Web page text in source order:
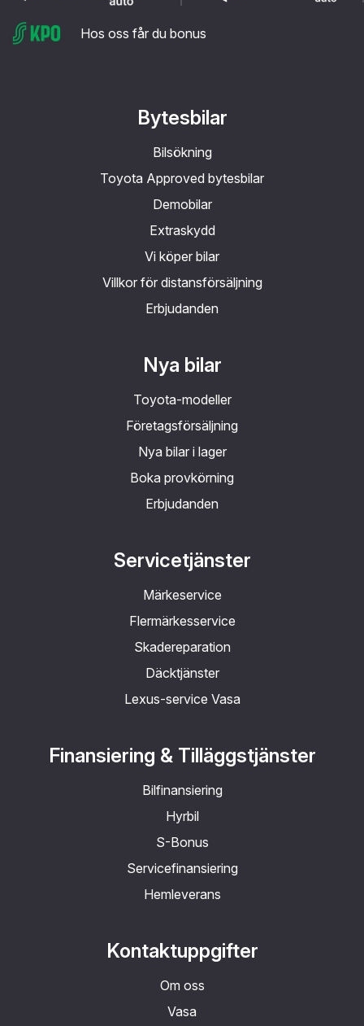
Hos oss får du bonus
Bytesbilar
Bilsökning
Toyota Approved bytesbilar
Demobilar
Extraskydd
Vi köper bilar
Villkor för distansförsäljning
Erbjudanden
Nya bilar
Toyota-modeller
Företagsförsäljning
Nya bilar i lager
Boka provkörning
Erbjudanden
Servicetjänster
Märkeservice
Flermärkesservice
Skadereparation
Däcktjänster
Lexus-service Vasa
Finansiering & Tilläggstjänster
Bilfinansiering
Hyrbil
S-Bonus
Servicefinansiering
Hemleverans
Kontaktuppgifter
Om oss
Vasa